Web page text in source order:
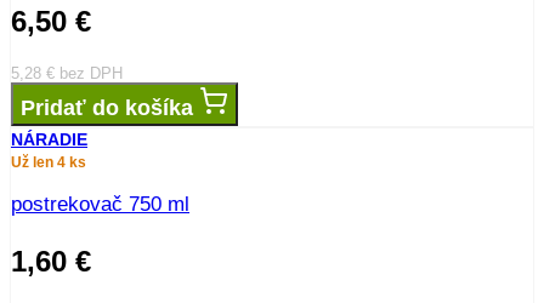
6,50 €
5,28 € bez DPH
Pridať do košíka
NÁRADIE
Už len 4 ks
postrekovač 750 ml
1,60 €